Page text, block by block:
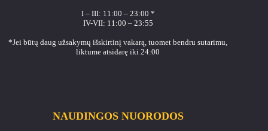
I – III: 11:00 – 23:00 *
IV-VII: 11:00 – 23:55
*Jei būtų daug užsakymų išskirtinį vakarą, tuomet bendru sutarimu,
liktume atsidarę iki 24:00
NAUDINGOS NUORODOS